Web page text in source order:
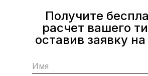
Получите
расчет вашего
оставив заявку